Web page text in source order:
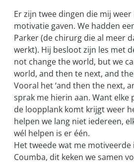
Er zijn twee dingen die mij
motivatie gaven. We hadden
Parker (de chirurg die al meer
werkt). Hij besloot zijn les met
not change the world, but we
world, and then te next, and
Vooral het ‘and then the next,
sprak me hierin aan. Want elke
de loopplank komt krijgt weer
helpen we lang niet iedereen,
wél helpen is er één.
Het tweede wat me motiveerde
Coumba, dit keken we samen